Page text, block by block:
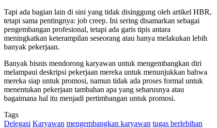
Tapi ada bagian lain di sini yang tidak disinggung oleh artikel HBR,
tetapi sama pentingnya: job creep. Ini sering disamarkan sebagai
pengembangan profesional, tetapi ada garis tipis antara
meningkatkan keterampilan seseorang atau hanya melakukan lebih
banyak pekerjaan.
Banyak bisnis mendorong karyawan untuk mengembangkan diri
melampaui deskripsi pekerjaan mereka untuk menunjukkan bahwa
mereka siap untuk promosi, namun tidak ada proses formal untuk
menentukan pekerjaan tambahan apa yang seharusnya atau
bagaimana hal itu menjadi pertimbangan untuk promosi.
Tags
Delegasi Karyawan mengembangkan karyawan tugas berlebihan